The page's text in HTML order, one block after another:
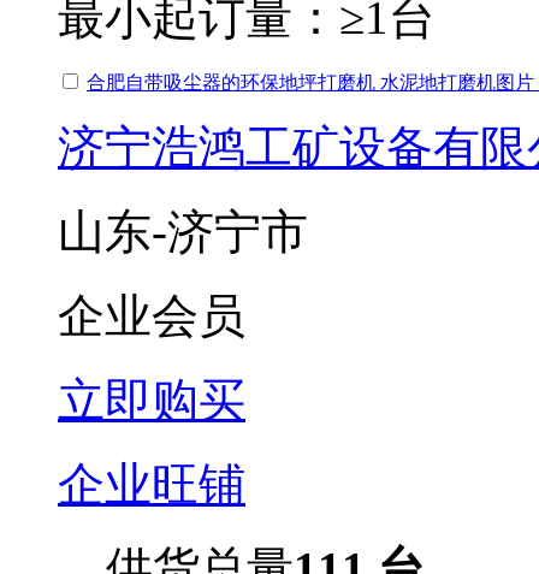
最小起订量： ≥1台
合肥自带吸尘器的环保地坪打磨机 水泥地打磨机图
济宁浩鸿工矿设备有限
山东-济宁市
企业会员
立即购买
企业旺铺